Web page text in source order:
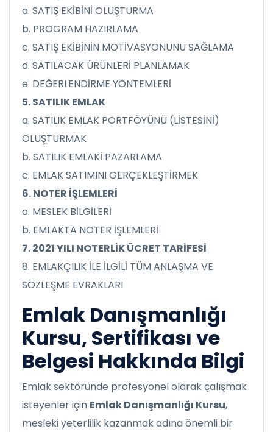
a. SATIŞ EKİBİNİ OLUŞTURMA
b. PROGRAM HAZIRLAMA
c. SATIŞ EKİBİNİN MOTİVASYONUNU SAĞLAMA
d. SATILACAK ÜRÜNLERİ PLANLAMAK
e. DEĞERLENDİRME YÖNTEMLERİ
5. SATILIK EMLAK
a. SATILIK EMLAK PORTFÖYÜNÜ (LİSTESİNİ)
OLUŞTURMAK
b. SATILIK EMLAKİ PAZARLAMA
c. EMLAK SATIMINI GERÇEKLEŞTİRMEK
6. NOTER İŞLEMLERİ
a. MESLEK BİLGİLERİ
b. EMLAKTA NOTER İŞLEMLERİ
7. 2021 YILI NOTERLİK ÜCRET TARİFESİ
8. EMLAKÇILIK İLE İLGİLİ TÜM ANLAŞMA VE
SÖZLEŞME EVRAKLARI
Emlak Danışmanlığı
Kursu, Sertifikası ve
Belgesi Hakkında Bilgi
Emlak sektöründe profesyonel olarak çalışmak
isteyenler için Emlak Danışmanlığı Kursu,
mesleki yeterlilik kazanmak adına önemli bir